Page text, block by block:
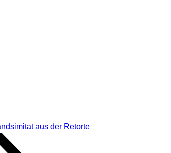
aus der Retorte